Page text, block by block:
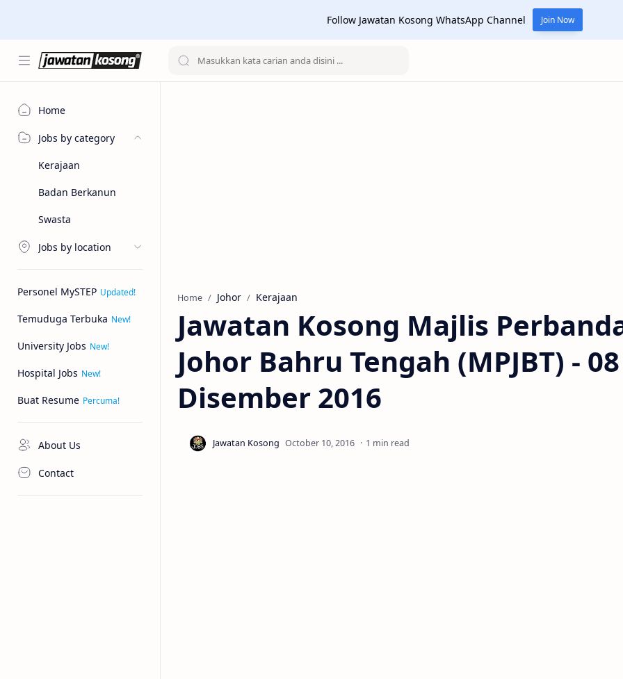
Follow Jawatan Kosong WhatsApp Channel Join Now
Home
Jobs by category
Kerajaan
Badan Berkanun
Swasta
Jobs by location
Personel MySTEP
Temuduga Terbuka
University Jobs
Hospital Jobs
Buat Resume
About Us
Contact
Home Johor Kerajaan
Jawatan Kosong Majlis
Johor Bahru Tengah (MPJBT) - 08
Disember 2016
1 min read